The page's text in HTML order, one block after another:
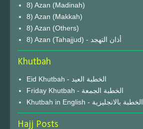
8) Azan (Madinah)
8) Azan (Makkah)
8) Azan (Others)
8) Azan (Tahajjud) - أذان التهجد
Khutbah
Eid Khutbah - الخطبة العيد
Friday Khutbah - الخطبة الجمعة
Khutbah in English - الخطبة بالانجليزية
Hajj Posts